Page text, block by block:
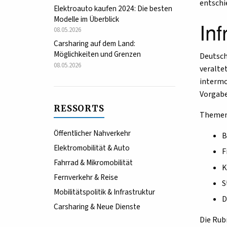
Elektroauto kaufen 2024: Die besten
Modelle im Überblick
08.05.2026
Carsharing auf dem Land:
Möglichkeiten und Grenzen
08.05.2026
RESSORTS
Öffentlicher Nahverkehr
Elektromobilität & Auto
Fahrrad & Mikromobilität
Fernverkehr & Reise
Mobilitätspolitik & Infrastruktur
Carsharing & Neue Dienste
Die